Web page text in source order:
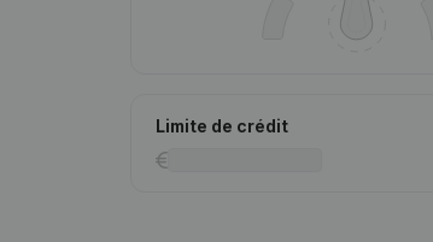
Limite de crédit